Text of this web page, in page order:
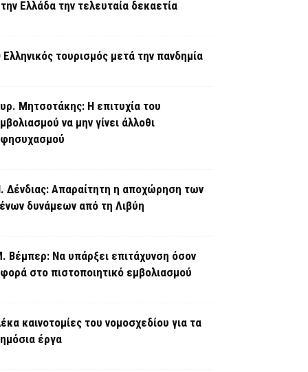
Ελλάδα την τελευταία δεκαετία
Ελληνικός τουρισμός μετά την πανδημία
Μητσοτάκης: Η επιτυχία του
να μην γίνει άλλοθι
Δένδιας: Απαραίτητη η αποχώρηση των
δυνάμεων από τη Λιβύη
Βέμπερ: Να υπάρξει επιτάχυνση όσον
στο πιστοποιητικό εμβολιασμού
καινοτομίες του νομοσχεδίου για τα
έργα